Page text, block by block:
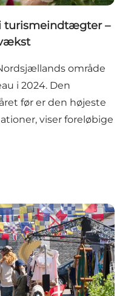
turismeindtægter –
område
i 2024. Den
før er den højeste
viser foreløbige
2024 blev et historisk